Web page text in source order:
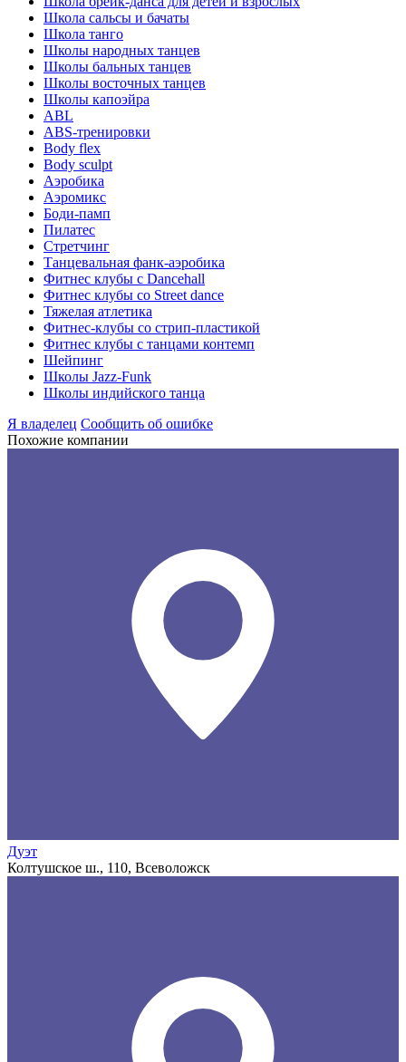
Школа сальсы и бачаты
Школа танго
Школы народных танцев
Школы бальных танцев
Школы восточных танцев
Школы капоэйра
ABL
ABS-тренировки
Body flex
Body sculpt
Аэробика
Аэромикс
Боди-памп
Пилатес
Стретчинг
Танцевальная фанк-аэробика
Фитнес клубы с Dancehall
Фитнес клубы со Street dance
Тяжелая атлетика
Фитнес-клубы со стрип-пластикой
Фитнес клубы с танцами контемп
Шейпинг
Школы Jazz-Funk
Школы индийского танца
Я владелец Сообщить об ошибке
Похожие компании
Дуэт
Колтушское ш., 110, Всеволожск